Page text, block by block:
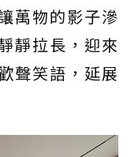
萬物的影子滲
靜拉長，迎來
聲笑語，延展